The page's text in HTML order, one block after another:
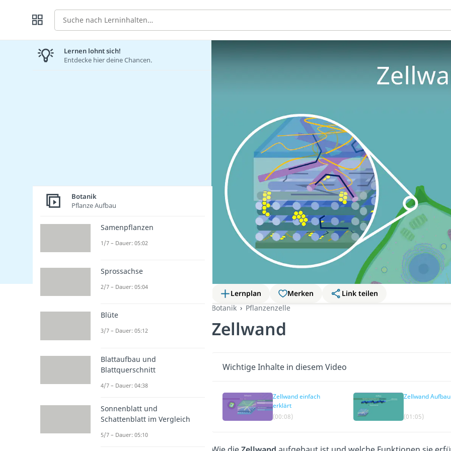
Suche
Lernplan Merken
Link teilen
Botanik
Pflanzenzelle
Zellwand
Wichtige Inhalte in diesem Video
Zellwand einfach
erklärt
(00:08)
Zellwand Aufbau
(01:05)
Lernen lohnt sich!
Entdecke hier deine Chancen.
Botanik
Pflanze Aufbau
Samenpflanzen
1/7 – Dauer: 05:02
Sprossachse
2/7 – Dauer: 05:04
Blüte
3/7 – Dauer: 05:12
Blattaufbau und
Blattquerschnitt
4/7 – Dauer: 04:38
Sonnenblatt und
Schattenblatt im Vergleich
5/7 – Dauer: 05:10